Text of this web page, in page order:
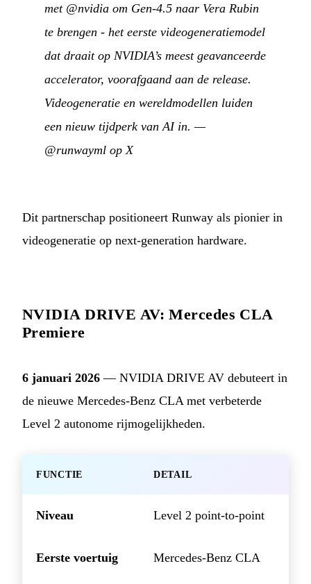
met @nvidia om Gen-4.5 naar Vera Rubin
te brengen - het eerste videogeneratiemodel
dat draait op NVIDIA’s meest geavanceerde
accelerator, voorafgaand aan de release.
Videogeneratie en wereldmodellen luiden
een nieuw tijdperk van AI in. —
@runwayml op X
Dit partnerschap positioneert Runway als pionier in
videogeneratie op next-generation hardware.
NVIDIA DRIVE AV: Mercedes CLA
Premiere
6 januari 2026 — NVIDIA DRIVE AV debuteert in
de nieuwe Mercedes-Benz CLA met verbeterde
Level 2 autonome rijmogelijkheden.
FUNCTIE DETAIL
Niveau Level 2 point-to-point
Eerste voertuig Mercedes-Benz CLA